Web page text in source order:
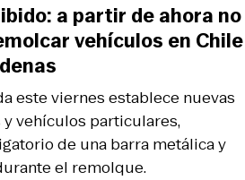
este viernes establece nuevas
vehículos particulares,
de una barra metálica y
el remolque.
a partir de ahora no
vehículos en Chile